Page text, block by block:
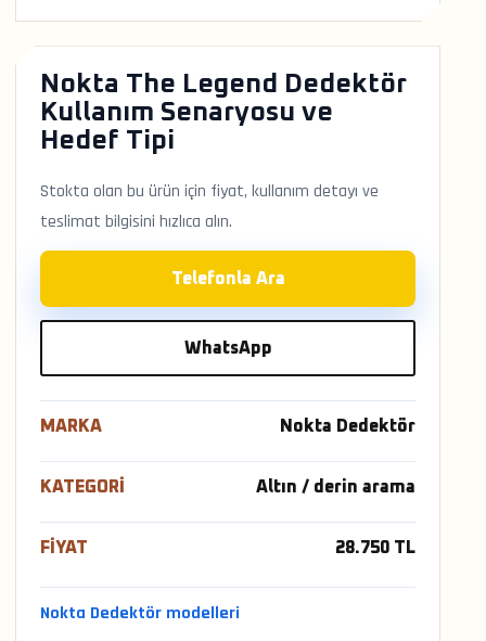
Nokta The Legend Dedektör
Kullanım Senaryosu ve
Hedef Tipi
Stokta olan bu ürün için fiyat, kullanım detayı ve
teslimat bilgisini hızlıca alın.
Telefonla Ara
WhatsApp
MARKA Nokta Dedektör
KATEGORI Altın / derin arama
FIYAT 28.750 TL
Nokta Dedektör modelleri